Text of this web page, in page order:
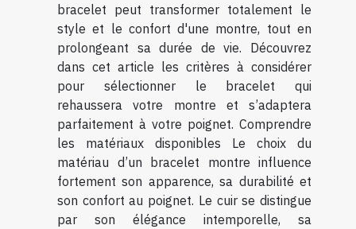
bracelet peut transformer totalement le
style et le confort d'une montre, tout en
prolongeant sa durée de vie. Découvrez
dans cet article les critères à considérer
pour sélectionner le bracelet qui
rehaussera votre montre et s’adaptera
parfaitement à votre poignet. Comprendre
les matériaux disponibles Le choix du
matériau d’un bracelet montre influence
fortement son apparence, sa durabilité et
son confort au poignet. Le cuir se distingue
par son élégance intemporelle, sa